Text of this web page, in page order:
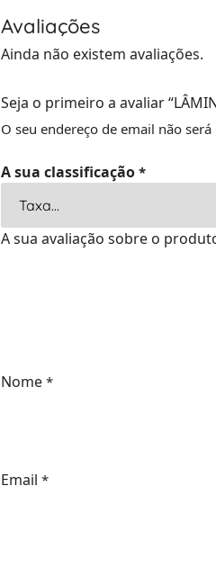
Avaliações
Ainda não existem avaliações.
Seja o primeiro a avaliar
O seu endereço de email não
A sua classificação *
A sua avaliação sobre o
Nome *
Email *